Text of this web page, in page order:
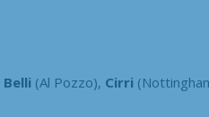
Belli (Al Pozzo), Cirri